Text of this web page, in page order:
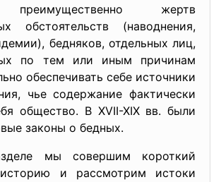
преимущественно жертв
обстоятельств (наводнения,
бедняков, отдельных лиц,
по тем или иным причинам
обеспечивать себе источники
чье содержание фактически
общество. В XVII-XIX вв. были
законы о бедных.
мы совершим короткий
и рассмотрим истоки